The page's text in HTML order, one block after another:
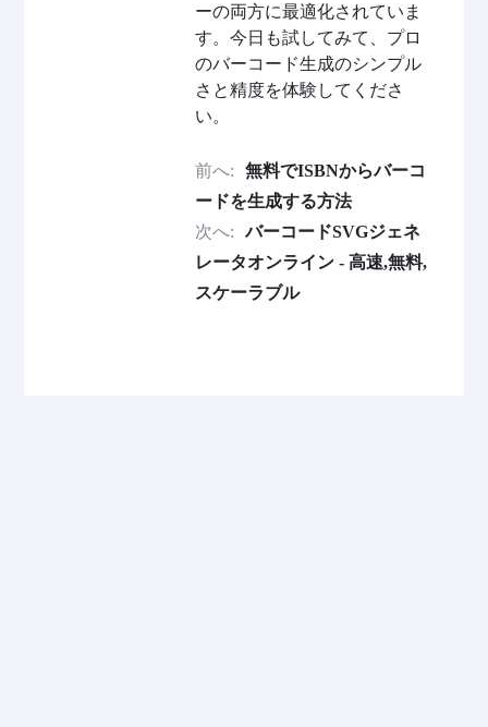
ーの両方に最適化されていま
す。今日も試してみて、プロ
のバーコード生成のシンプル
さと精度を体験してくださ
い。
前へ:
無料でISBNからバーコ
ードを生成する方法
次へ:
バーコードSVGジェネ
レータオンライン - 高速,無料,
スケーラブル